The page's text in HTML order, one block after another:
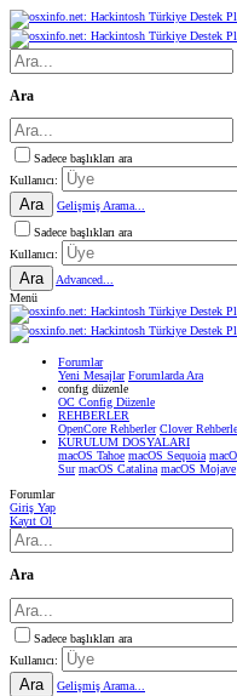
Ara
Sadece başlıkları ara
Kullanıcı:
Ara
Gelişmiş Arama...
Sadece başlıkları ara
Kullanıcı:
Ara
Advanced...
Menü
Forumlar
Yeni Mesajlar Forumlarda Ara
confıg düzenle
OC Config Düzenle
REHBERLER
OpenCore Rehberler Clover
KURULUM DOSYALARI
macOS Tahoe macOS Sequoia
Sur macOS Catalina macOS Mojave
Forumlar
Giriş Yap
Kayıt Ol
Ara
Sadece başlıkları ara
Kullanıcı:
Ara
Gelişmiş Arama...